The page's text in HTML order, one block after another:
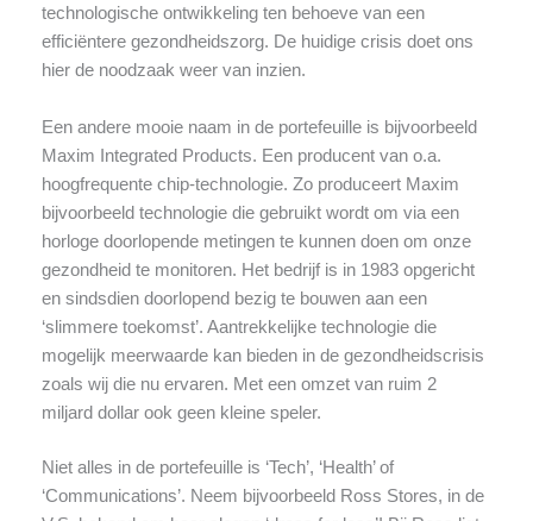
technologische ontwikkeling ten behoeve van een
efficiëntere gezondheidszorg. De huidige crisis doet ons
hier de noodzaak weer van inzien.
Een andere mooie naam in de portefeuille is bijvoorbeeld
Maxim Integrated Products. Een producent van o.a.
hoogfrequente chip-technologie. Zo produceert Maxim
bijvoorbeeld technologie die gebruikt wordt om via een
horloge doorlopende metingen te kunnen doen om onze
gezondheid te monitoren. Het bedrijf is in 1983 opgericht
en sindsdien doorlopend bezig te bouwen aan een
‘slimmere toekomst’. Aantrekkelijke technologie die
mogelijk meerwaarde kan bieden in de gezondheidscrisis
zoals wij die nu ervaren. Met een omzet van ruim 2
miljard dollar ook geen kleine speler.
Niet alles in de portefeuille is ‘Tech’, ‘Health’ of
‘Communications’. Neem bijvoorbeeld Ross Stores, in de